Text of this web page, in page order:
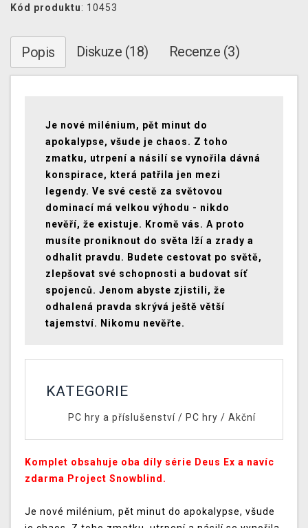
Kód produktu: 10453
Popis Diskuze (18) Recenze (3)
Je nové milénium, pět minut do
apokalypse, všude je chaos. Z toho
zmatku, utrpení a násilí se vynořila dávná
konspirace, která patřila jen mezi
legendy. Ve své cestě za světovou
dominací má velkou výhodu - nikdo
nevěří, že existuje. Kromě vás. A proto
musíte proniknout do světa lží a zrady a
odhalit pravdu. Budete cestovat po světě,
zlepšovat své schopnosti a budovat síť
spojenců. Jenom abyste zjistili, že
odhalená pravda skrývá ještě větší
tajemství. Nikomu nevěřte.
KATEGORIE
PC hry a příslušenství/ PC hry / Akční
Komplet obsahuje oba díly série Deus Ex a navíc
zdarma Project Snowblind.
Je nové milénium, pět minut do apokalypse, všude